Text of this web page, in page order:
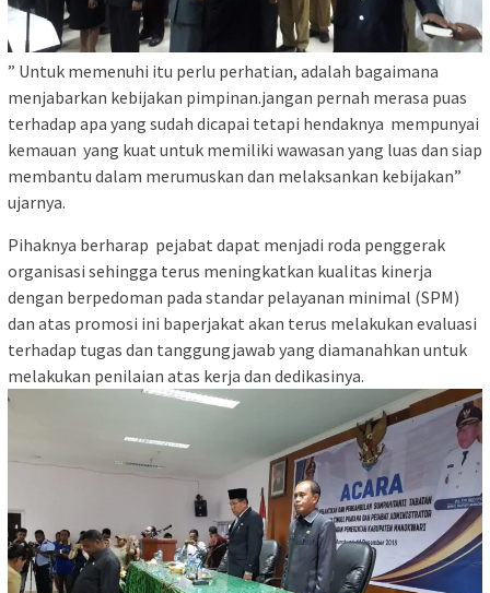
” Untuk memenuhi itu perlu perhatian, adalah bagaimana
menjabarkan kebijakan pimpinan.jangan pernah merasa puas
terhadap apa yang sudah dicapai tetapi hendaknya mempunyai
kemauan yang kuat untuk memiliki wawasan yang luas dan siap
membantu dalam merumuskan dan melaksankan kebijakan”
ujarnya.
Pihaknya berharap pejabat dapat menjadi roda penggerak
organisasi sehingga terus meningkatkan kualitas kinerja
dengan berpedoman pada standar pelayanan minimal (SPM)
dan atas promosi ini baperjakat akan terus melakukan evaluasi
terhadap tugas dan tanggungjawab yang diamanahkan untuk
melakukan penilaian atas kerja dan dedikasinya.